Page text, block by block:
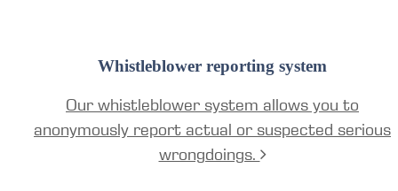
Whistleblower reporting system
Our whistleblower system allows you to
anonymously report actual or suspected serious
wrongdoings.